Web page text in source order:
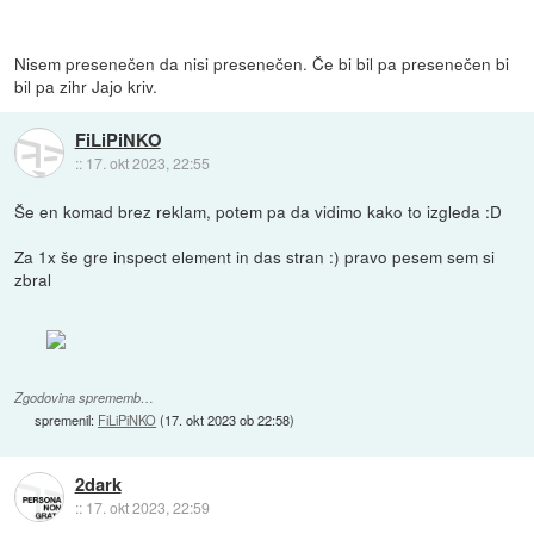
Nisem presenečen da nisi presenečen. Če bi bil pa presenečen bi
bil pa zihr Jajo kriv.
FiLiPiNKO
:: 17. okt 2023, 22:55
Še en komad brez reklam, potem pa da vidimo kako to izgleda :D
Za 1x še gre inspect element in das stran :) pravo pesem sem si
zbral
Zgodovina sprememb…
spremenil: FiLiPiNKO(17. okt 2023 ob 22:58)
2dark
:: 17. okt 2023, 22:59